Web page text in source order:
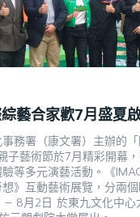
藝合家歡7月盛夏
務署（康文署）主辦的
子藝術節於7月精彩開幕
等多元演藝活動。《
》互動藝術展覽，分兩
– 8月2日 於東九文化中心